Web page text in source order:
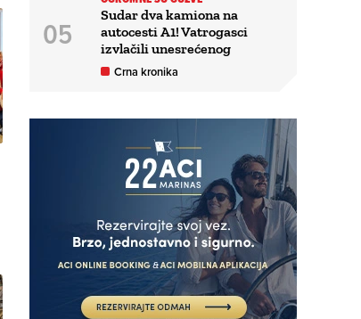
Sudar dva kamiona na
autocesti A1! Vatrogasci
izvlačili unesrećenog
Crna kronika